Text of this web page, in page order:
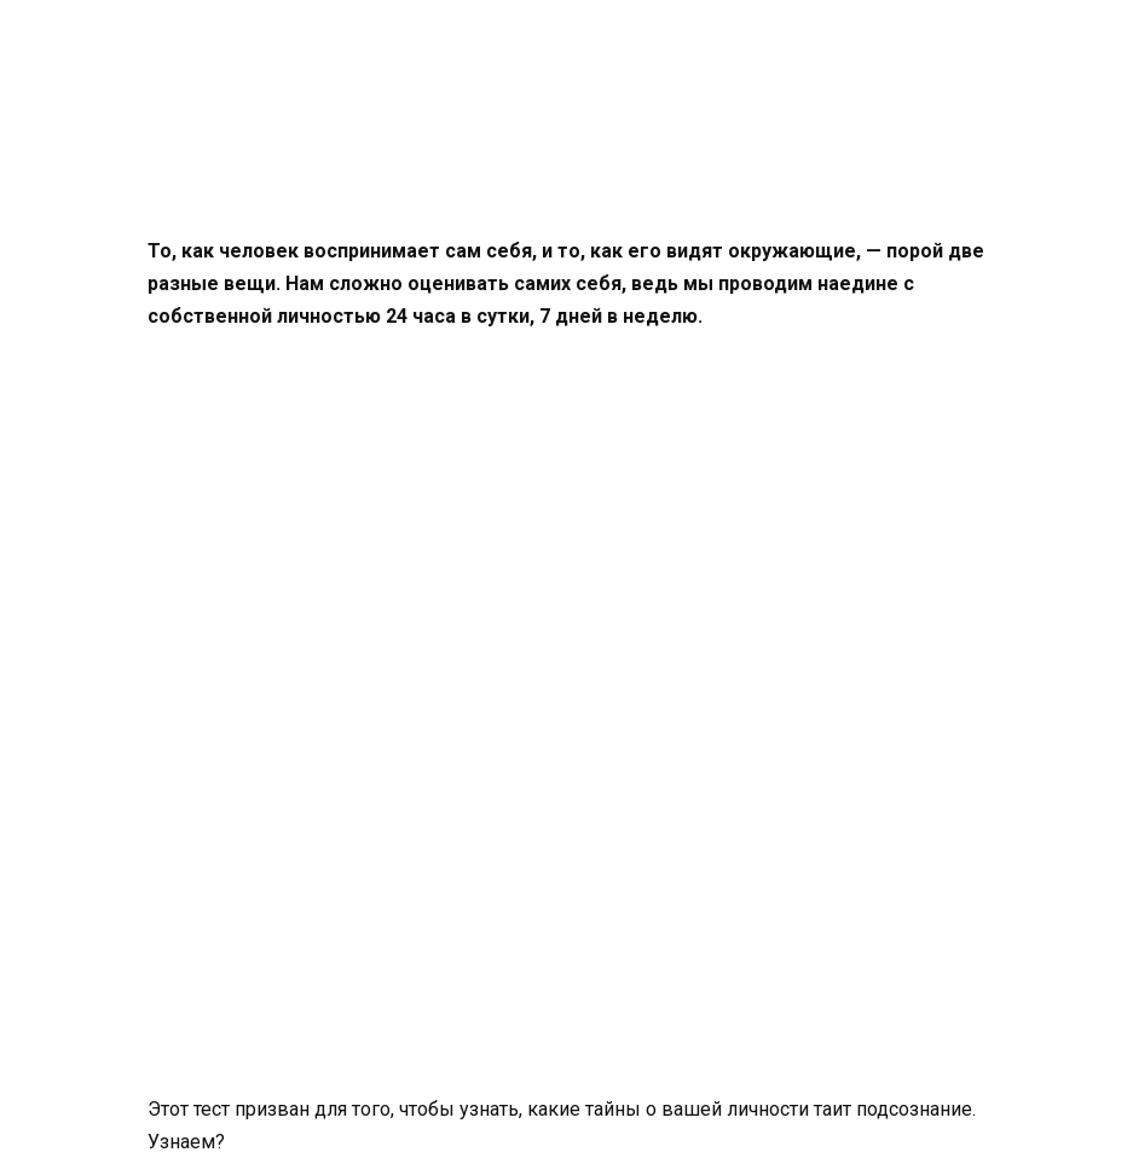
То, как человек воспринимает сам себя, и то, как его видят окружающие, — порой две
разные вещи. Нам сложно оценивать самих себя, ведь мы проводим наедине с
собственной личностью 24 часа в сутки, 7 дней в неделю.
Этот тест призван для того, чтобы узнать, какие тайны о вашей личности таит подсознание.
Узнаем?